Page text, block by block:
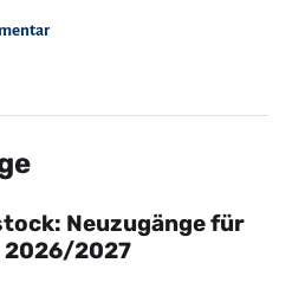
Neuzugänge für
2026/2027